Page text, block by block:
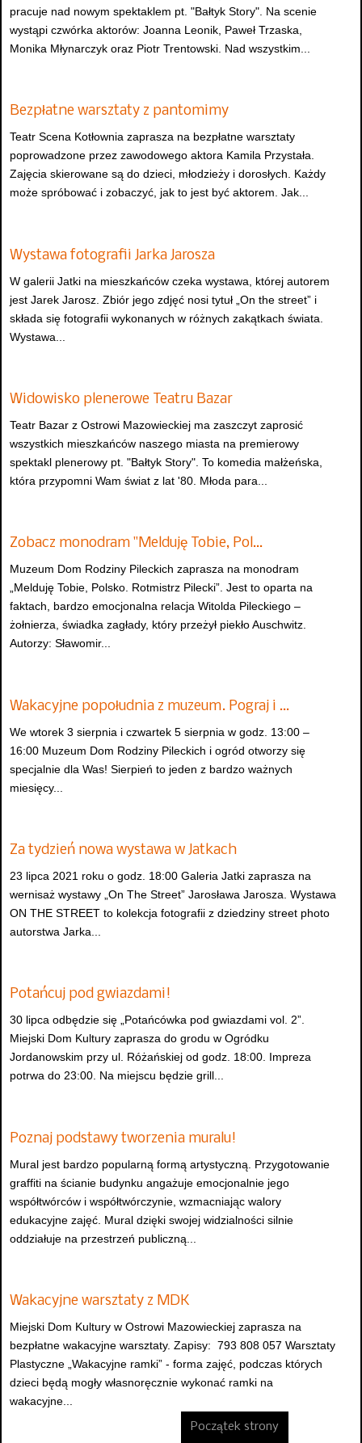
pracuje nad nowym spektaklem pt. "Bałtyk Story". Na scenie
wystąpi czwórka aktorów: Joanna Leonik, Paweł Trzaska,
Monika Młynarczyk oraz Piotr Trentowski. Nad wszystkim...
Bezpłatne warsztaty z pantomimy
Teatr Scena Kotłownia zaprasza na bezpłatne warsztaty
poprowadzone przez zawodowego aktora Kamila Przystała.
Zajęcia skierowane są do dzieci, młodzieży i dorosłych. Każdy
może spróbować i zobaczyć, jak to jest być aktorem. Jak...
Wystawa fotografii Jarka Jarosza
W galerii Jatki na mieszkańców czeka wystawa, której autorem
jest Jarek Jarosz. Zbiór jego zdjęć nosi tytuł „On the street” i
składa się fotografii wykonanych w różnych zakątkach świata.
Wystawa...
Widowisko plenerowe Teatru Bazar
Teatr Bazar z Ostrowi Mazowieckiej ma zaszczyt zaprosić
wszystkich mieszkańców naszego miasta na premierowy
spektakl plenerowy pt. "Bałtyk Story". To komedia małżeńska,
która przypomni Wam świat z lat '80. Młoda para...
Zobacz monodram "Melduję Tobie, Pol…
Muzeum Dom Rodziny Pileckich zaprasza na monodram
„Melduję Tobie, Polsko. Rotmistrz Pilecki”. Jest to oparta na
faktach, bardzo emocjonalna relacja Witolda Pileckiego –
żołnierza, świadka zagłady, który przeżył piekło Auschwitz.
Autorzy: Sławomir...
Wakacyjne popołudnia z muzeum. Pograj i …
We wtorek 3 sierpnia i czwartek 5 sierpnia w godz. 13:00 –
16:00 Muzeum Dom Rodziny Pileckich i ogród otworzy się
specjalnie dla Was! Sierpień to jeden z bardzo ważnych
miesięcy...
Za tydzień nowa wystawa w Jatkach
23 lipca 2021 roku o godz. 18:00 Galeria Jatki zaprasza na
wernisaż wystawy „On The Street” Jarosława Jarosza. Wystawa
ON THE STREET to kolekcja fotografii z dziedziny street photo
autorstwa Jarka...
Potańcuj pod gwiazdami!
30 lipca odbędzie się „Potańcówka pod gwiazdami vol. 2”.
Miejski Dom Kultury zaprasza do grodu w Ogródku
Jordanowskim przy ul. Różańskiej od godz. 18:00. Impreza
potrwa do 23:00. Na miejscu będzie grill...
Poznaj podstawy tworzenia muralu!
Mural jest bardzo popularną formą artystyczną. Przygotowanie
graffiti na ścianie budynku angażuje emocjonalnie jego
współtwórców i współtwórczynie, wzmacniając walory
edukacyjne zajęć. Mural dzięki swojej widzialności silnie
oddziałuje na przestrzeń publiczną...
Wakacyjne warsztaty z MDK
Miejski Dom Kultury w Ostrowi Mazowieckiej zaprasza na
bezpłatne wakacyjne warsztaty. Zapisy: 793 808 057 Warsztaty
Plastyczne „Wakacyjne ramki” - forma zajęć, podczas których
dzieci będą mogły własnoręcznie wykonać ramki na
wakacyjne...
Początek strony